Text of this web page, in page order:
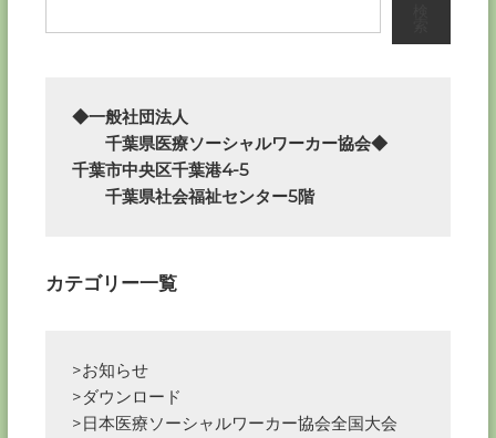
ビ
ー
シ
ン
◆一般社団法人
千葉県医療ソーシャルワーカー協会◆
千葉市中央区千葉港4-5
千葉県社会福祉センター5階
カテゴリー一覧
>お知らせ
>ダウンロード
>日本医療ソーシャルワーカー協会全国大会